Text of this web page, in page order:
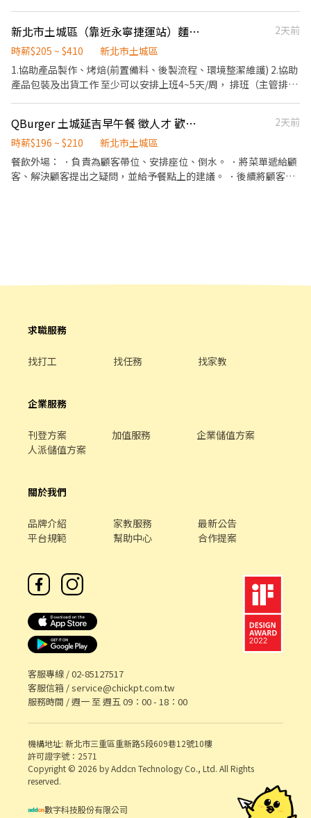
積工作與服務經驗者
新北市土城區（靠近永寧捷運站）麵包工廠短期打工 08/11~09/25
2天前
時薪$205 ~ $410
新北市土城區
1.協助產品製作、烤焙(前置備料、後製流程、環境整潔維護) 2.協助
產品包裝及出貨工作 至少可以安排上班4~5天/周， 排班（主管排，
210元/時 晚班薪水：205元/時
QBurger 土城延吉早午餐 徵人才 歡迎加入我們
2天前
時薪$196 ~ $210
新北市土城區
餐飲外場： ．負責為顧客帶位、安排座位、倒水。 ．將菜單遞給顧
客、解決顧客提出之疑問，並給予餐點上的建議。 ．後續將顧客點
求職服務
找打工 找任務 找家教
企業服務
刊登方案 加值服務
企業儲值方案
人派儲值方案
關於我們
品牌介紹 家教服務
最新公告
平台規範
幫助中心 合作提案
客服專線 /02-85127517
客服信箱 /service@chickpt.com.tw
服務時間 / 週一 至 週五 09：00 - 18：00
機構地址: 新北市三重區重新路5段609巷12號10樓
許可證字號：2571
Copyright © 2026 by Addcn Technology Co., Ltd. All Rights
reserved.
數字科技股份有限公司